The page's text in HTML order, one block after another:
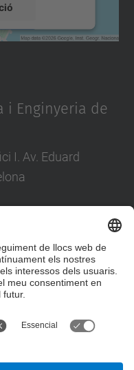
i Enginyeria de
I. Av. Eduard